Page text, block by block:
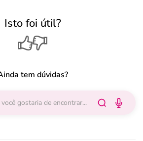
Isto foi útil?
tem dúvidas?